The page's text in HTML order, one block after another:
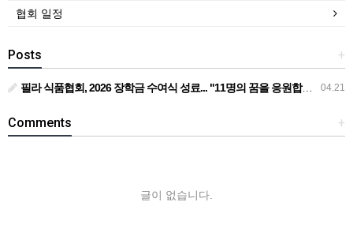
협회 일정
+
Posts
04.21
필라 식품협회, 2026 장학금 수여식 성료... "11명의 꿈을 응원합니다"... 필라 식품협회, 1만 1천 달러 장학금 전달
+
Comments
글이 없습니다.